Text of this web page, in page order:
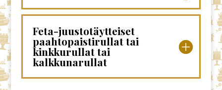
Feta-juustotäytteiset
paahtopaistirullat tai
kinkkurullat tai
kalkkunarullat